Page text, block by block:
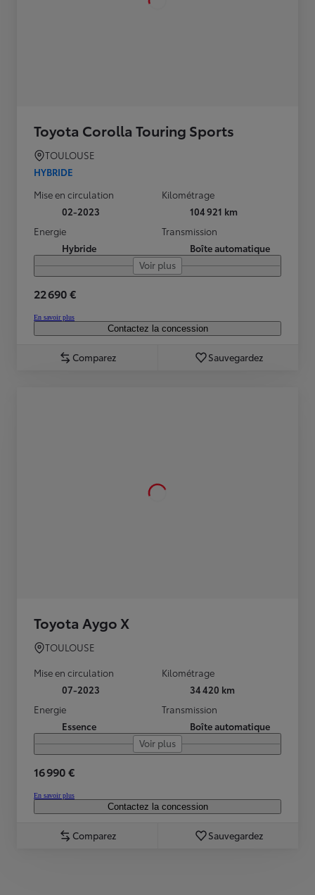
Toyota Corolla Touring Sports
TOULOUSE
HYBRIDE
Mise en circulation
02-2023
Kilométrage
104 921 km
Energie
Hybride
Transmission
Boîte automatique
Voir plus
22 690 €
En savoir plus
Contactez la concession
Comparez Sauvegardez
Toyota Aygo X
TOULOUSE
Mise en circulation
07-2023
Kilométrage
34 420 km
Energie
Essence
Transmission
Boîte automatique
Voir plus
16 990 €
En savoir plus
Contactez la concession
Comparez Sauvegardez